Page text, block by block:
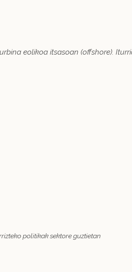
eolikoa itsasoan (offshore).
politikak sektore guztietan